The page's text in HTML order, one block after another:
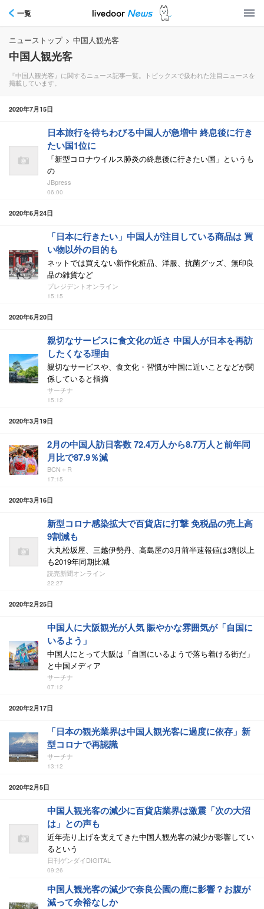
一覧
ニューストップ > 中国人観光客
中国人観光客
『中国人観光客』に関するニュース記事一覧。トピックスで扱われた注目ニュースを
掲載しています。
2020年7月15日
日本旅行を待ちわびる中国人が急増中 終息後に行き
たい国1位に
「新型コロナウイルス肺炎の終息後に行きたい国」というも
の
JBpress
06:00
2020年6月24日
「日本に行きたい」中国人が注目している商品は 買
い物以外の目的も
ネットでは買えない新作化粧品、洋服、抗菌グッズ、無印良
品の雑貨など
プレジデントオンライン
15:15
2020年6月20日
親切なサービスに食文化の近さ 中国人が日本を再訪
したくなる理由
親切なサービスや、食文化・習慣が中国に近いことなどが関
係していると指摘
サーチナ
15:12
2020年3月19日
2月の中国人訪日客数 72.4万人から8.7万人と前年同
月比で87.9％減
BCN＋R
17:15
2020年3月16日
新型コロナ感染拡大で百貨店に打撃 免税品の売上高
9割減も
大丸松坂屋、三越伊勢丹、高島屋の3月前半速報値は3割以上
も2019年同期比減
読売新聞オンライン
22:27
2020年2月25日
中国人に大阪観光が人気 賑やかな雰囲気が「自国に
いるよう」
中国人にとって大阪は「自国にいるようで落ち着ける街だ」
と中国メディア
サーチナ
07:12
2020年2月17日
「日本の観光業界は中国人観光客に過度に依存」新
型コロナで再認識
サーチナ
13:12
2020年2月5日
中国人観光客の減少に百貨店業界は激震「次の大沼
は」との声も
近年売り上げを支えてきた中国人観光客の減少が影響してい
るという
日刊ゲンダイDIGITAL
09:26
中国人観光客の減少で奈良公園の鹿に影響？お腹が
減って余裕なしか